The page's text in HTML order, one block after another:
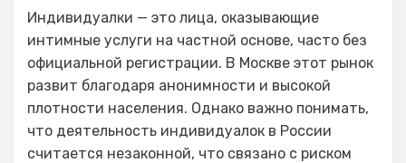
Индивидуалки — это лица, оказывающие
интимные услуги на частной основе, часто без
официальной регистрации. В Москве этот рынок
развит благодаря анонимности и высокой
плотности населения. Однако важно понимать,
что деятельность индивидуалок в России
считается незаконной, что связано с риском